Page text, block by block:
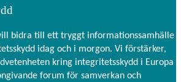
bidra till ett tryggt informationssamhälle
idag och i morgon. Vi förstärker,
kring integritetsskydd i Europa
forum för samverkan och